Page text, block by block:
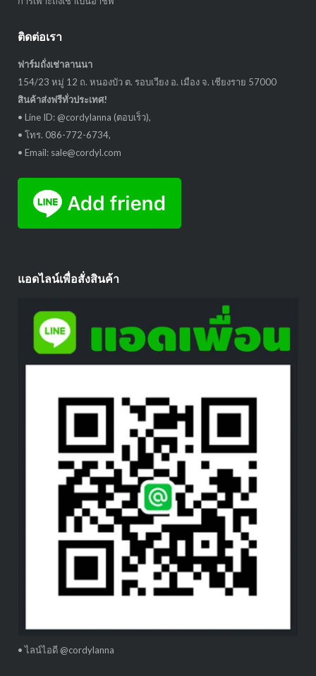
ติดต่อเรา
ฟาร์มถั่งเช่าลานนา
154/23 หมู่ 12 ถ. หนองบัว ต. รอบเวียง อ. เมือง จ. เชียงราย 57000
สินค้าส่งฟรีทั่วประเทศ!
• Line ID: @cordylanna (ตอบเร็ว),
• โทร. 086-772-6734,
• Email: sale@cordyl.com
แอดไลน์เพื่อสั่งสินค้า
• ไลน์ไอดี @cordylanna